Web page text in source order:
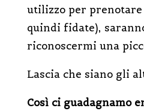
utilizzo per
quindi fidate),
riconoscermi una
Lascia che siano gli
Così ci guadagnamo